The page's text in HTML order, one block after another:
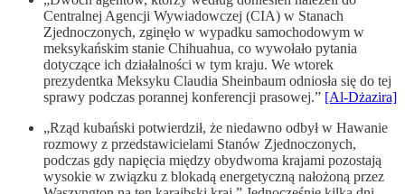
Centralnej Agencji Wywiadowczej (CIA) w Stanach
Zjednoczonych, zginęło w wypadku samochodowym w
meksykańskim stanie Chihuahua, co wywołało pytania
dotyczące ich działalności w tym kraju. We wtorek
prezydentka Meksyku Claudia Sheinbaum odniosła się do tej
sprawy podczas porannej konferencji prasowej.” [Al-Dżazira]
„Rząd kubański potwierdził, że niedawno odbył w Hawanie
rozmowy z przedstawicielami Stanów Zjednoczonych,
podczas gdy napięcia między obydwoma krajami pozostają
wysokie w związku z blokadą energetyczną nałożoną przez